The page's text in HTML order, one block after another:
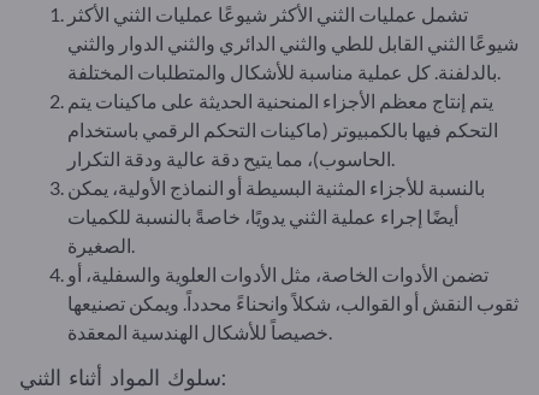
تشمل عمليات الثني الأكثر شيوعًا عمليات الثني الأكثر
شيوعًا الثني القابل للطي والثني الدائري والثني الدوار والثني
يتم إنتاج معظم الأجزاء المنحنية الحديثة على ماكينات يتم
التحكم فيها بالكمبيوتر (ماكينات التحكم الرقمي باستخدام
بالنسبة للأجزاء المثنية البسيطة أو النماذج الأولية، يمكن
أيضًا إجراء عملية الثني يدويًا، خاصةً بالنسبة للكميات
تضمن الأدوات الخاصة، مثل الأدوات العلوية والسفلية، أو
ثقوب النقش أو القوالب، شكلاً وانحناءً محدداً. ويمكن تصنيعها
سلوك المواد أثناء الثني: